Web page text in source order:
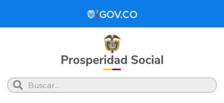
Search